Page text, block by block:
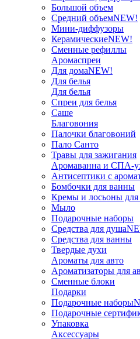
Большой объем
Средний объемNEW!
Мини-диффузоры
КерамическиеNEW!
Сменные рефиллы
Аромаспреи
Для домаNEW!
Для белья
Для белья
Спреи для белья
Саше
Благовония
Палочки благовоний
Пало Санто
Травы для зажигания
Аромаванна и СПА-
Антисептики с
Бомбочки для ванны
Кремы и лосьоны для
Мыло
Подарочные наборы
Средства для душа
Средства для ванны
Твердые духи
Ароматы для авто
Ароматизаторы для
Сменные блоки
Подарки
Подарочные наборы
Подарочные
Упаковка
Аксессуары